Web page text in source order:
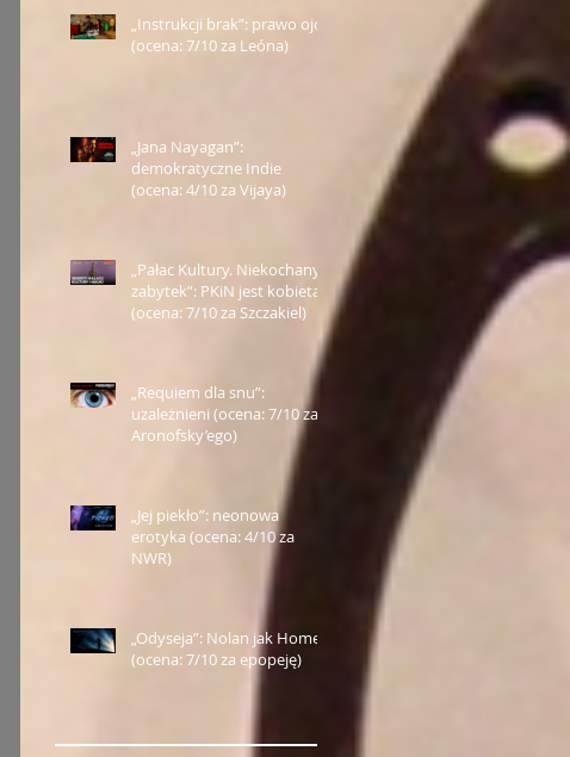
„Instrukcji brak”: prawo ojca
(ocena: 7/10 za Leóna)
„Jana Nayagan”:
demokratyczne Indie
(ocena: 4/10 za Vijaya)
„Pałac Kultury. Niekochany
zabytek”: PKiN jest kobietą
(ocena: 7/10 za Szczakiel)
„Requiem dla snu”:
uzależnieni (ocena: 7/10 za
Aronofsky’ego)
„Jej piekło”: neonowa
erotyka (ocena: 4/10 za
NWR)
„Odyseja”: Nolan jak Homer
(ocena: 7/10 za epopeję)